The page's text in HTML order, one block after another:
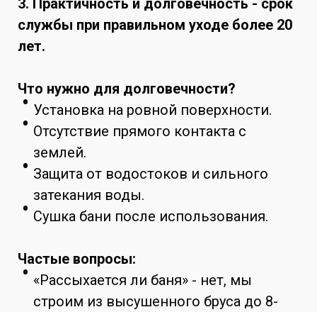
3. Практичность и долговечность - срок
службы при правильном уходе более 20
лет.
Что нужно для долговечности?
Установка на ровной поверхности.
Отсутствие прямого контакта с
землей.
Защита от водостоков и сильного
затекания воды.
Сушка бани после использования.
Частые вопросы:
«Рассыхается ли баня» - нет, мы
строим из высушенного бруса до 8-